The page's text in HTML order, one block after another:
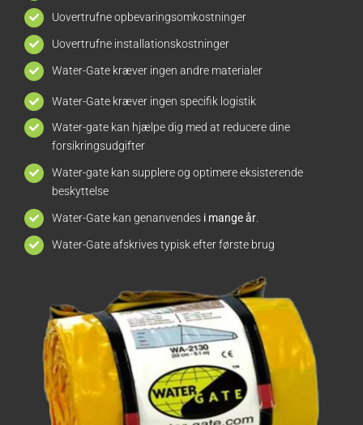
Uovertrufne opbevaringsomkostninger
Uovertrufne installationskostninger
Water-Gate kræver ingen andre materialer
Water-Gate kræver ingen specifik logistik
Water-gate kan hjælpe dig med at reducere dine
forsikringsudgifter
Water-gate kan supplere og optimere eksisterende
beskyttelse
Water-Gate kan genanvendes i mange år.
Water-Gate afskrives typisk efter første brug